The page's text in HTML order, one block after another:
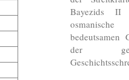
Bayezids
bedeutsamen
der